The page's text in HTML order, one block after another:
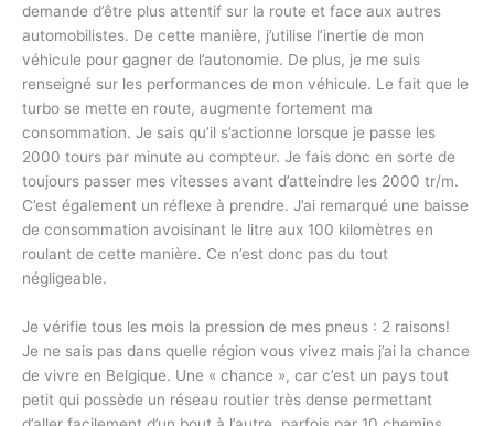
demande d’être plus attentif sur la route et face aux autres
automobilistes. De cette manière, j’utilise l’inertie de mon
véhicule pour gagner de l’autonomie. De plus, je me suis
renseigné sur les performances de mon véhicule. Le fait que le
turbo se mette en route, augmente fortement ma
consommation. Je sais qu’il s’actionne lorsque je passe les
2000 tours par minute au compteur. Je fais donc en sorte de
toujours passer mes vitesses avant d’atteindre les 2000 tr/m.
C’est également un réflexe à prendre. J’ai remarqué une baisse
de consommation avoisinant le litre aux 100 kilomètres en
roulant de cette manière. Ce n’est donc pas du tout
négligeable.
Je vérifie tous les mois la pression de mes pneus : 2 raisons!
Je ne sais pas dans quelle région vous vivez mais j’ai la chance
de vivre en Belgique. Une « chance », car c’est un pays tout
petit qui possède un réseau routier très dense permettant